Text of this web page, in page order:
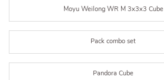
Moyu Weilong WR M 3x3x3 Cube
Pack combo set
Pandora Cube